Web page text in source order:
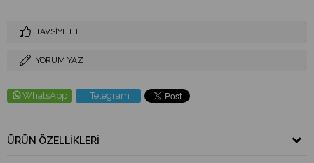
TAVSIYE ET
YORUM YAZ
WhatsApp Telegram
ÜRÜN ÖZELLIKLERI